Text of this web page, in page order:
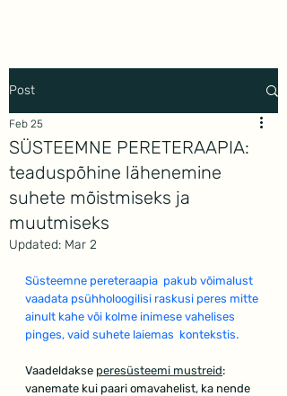
Post
SÜSTEEMNE PERETERAAPIA:
teaduspõhine lähenemine
suhete mõistmiseks ja
muutmiseks
Feb 25
Updated: Mar 2
Süsteemne pereteraapia  pakub võimalust
vaadata psühholoogilisi raskusi peres mitte
ainult kahe või kolme inimese vahelises
pinges, vaid suhete laiemas  kontekstis.
Vaadeldakse peresüsteemi mustreid:
vanemate kui paari omavahelist, ka nende